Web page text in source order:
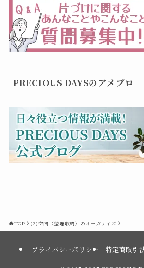
PRECIOUS DAYSのアメブロ
TOP (2)空間（整理収納）のオーガナイズ
プライバシーポリシー 特定商取引